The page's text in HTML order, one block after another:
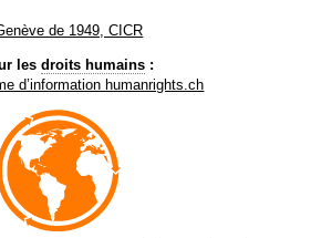
de 1949, CICR
lesdroits humains :
d’information humanrights.ch